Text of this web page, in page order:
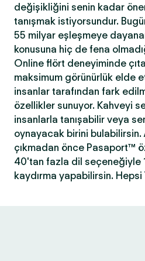
değişikliğini senin kadar
tanışmak istiyorsundur.
55 milyar eşleşmeye
konusuna hiç de fena
Online flört deneyiminde
maksimum görünürlük elde
insanlar tarafından fark
özellikler sunuyor. Kahveyi
insanlarla tanışabilir veya
oynayacak birini bulabilirsin.
çıkmadan önce Pasaport™
40'tan fazla dil seçeneğiyle
kaydırma yapabilirsin.